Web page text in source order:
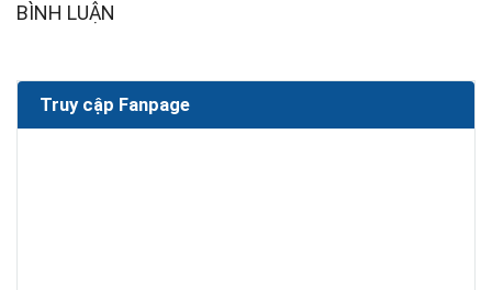
BÌNH LUẬN
Truy cập Fanpage